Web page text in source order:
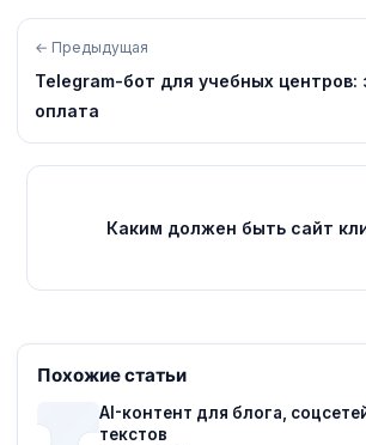
← Предыдущая
Telegram-бот для учебных центров:
оплата
Каким должен быть сайт
Похожие статьи
AI-контент для блога,
текстов